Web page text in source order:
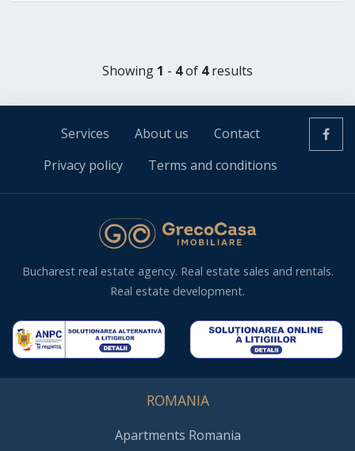
Showing 1 - 4of 4results
Services About us
Contact
Privacy policy
Terms and conditions
Bucharest real estate agency. Real estate sales and rentals.
Real estate development.
ROMANIA
Apartments Romania